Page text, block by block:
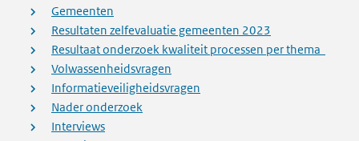
Gemeenten
Resultaten zelfevaluatie gemeenten 2023
Resultaat onderzoek kwaliteit processen per thema
Volwassenheidsvragen
Informatieveiligheidsvragen
Nader onderzoek
Interviews